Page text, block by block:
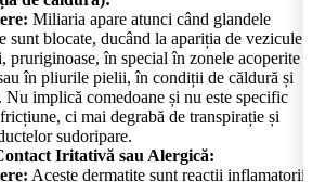
Miliaria apare atunci când glandele
sunt blocate, ducând la apariția de vezicule
pruriginoase, în special în zonele acoperite
în pliurile pielii, în condiții de căldură și
Nu implică comedoane și nu este specific
ci mai degrabă de transpirație și
sudoripare.
Iritativă sau Alergică:
Aceste dermatite sunt reacții inflamatorii